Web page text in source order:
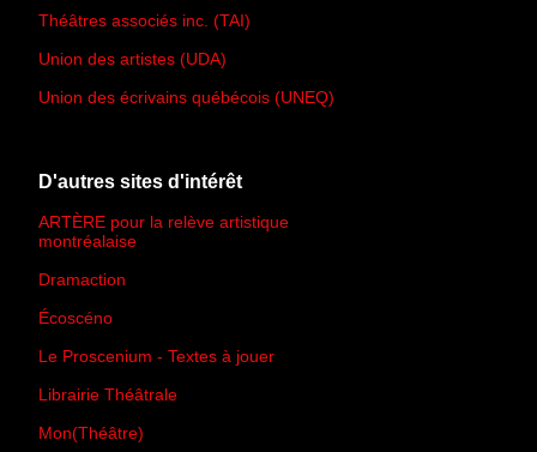
Théâtres associés inc. (TAI)
Union des artistes (UDA)
Union des écrivains québécois (UNEQ)
D'autres sites d'intérêt
ARTÈRE pour la relève artistique
montréalaise
Dramaction
Écoscéno
Le Proscenium - Textes à jouer
Librairie Théâtrale
Mon(Théâtre)